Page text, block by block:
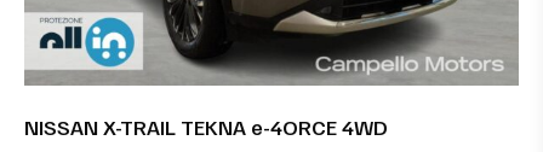
NISSAN X-TRAIL TEKNA e-4ORCE 4WD